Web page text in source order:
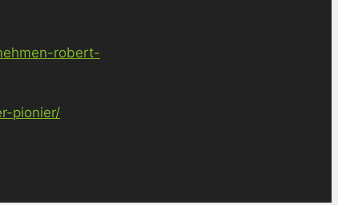
robert-
pionier/